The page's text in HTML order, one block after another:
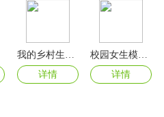
详情
详情